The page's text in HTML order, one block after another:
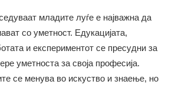
младите луѓе е најважна да
со уметност. Едукацијата,
и експериментот се пресудни за
уметноста за своја професија.
се менува во искуство и знаење, но